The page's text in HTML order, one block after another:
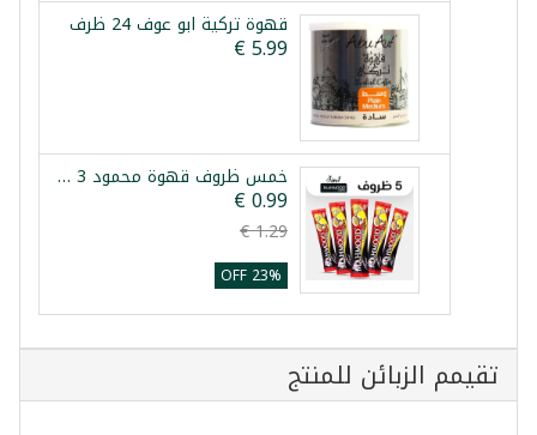
قهوة تركية ابو عوف 24 ظرف
خمس ظروف قهوة محمود 3 في 1
23% OFF
تقيمم الزبائن للمنتج